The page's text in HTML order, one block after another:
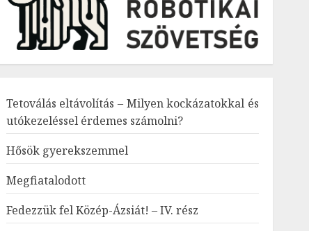
Tetoválás eltávolítás – Milyen kockázatokkal és
utókezeléssel érdemes számolni?
Hősök gyerekszemmel
Megfiatalodott
Fedezzük fel Közép-Ázsiát! – IV. rész